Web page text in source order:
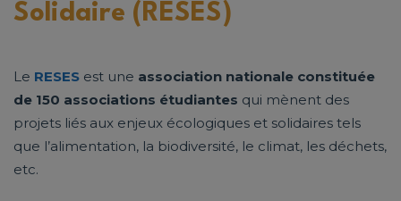
Solidaire (RESES)
Le RESES est une association nationale constituée
de 150 associations étudiantes qui mènent des
projets liés aux enjeux écologiques et solidaires tels
que l’alimentation, la biodiversité, le climat, les déchets,
etc.